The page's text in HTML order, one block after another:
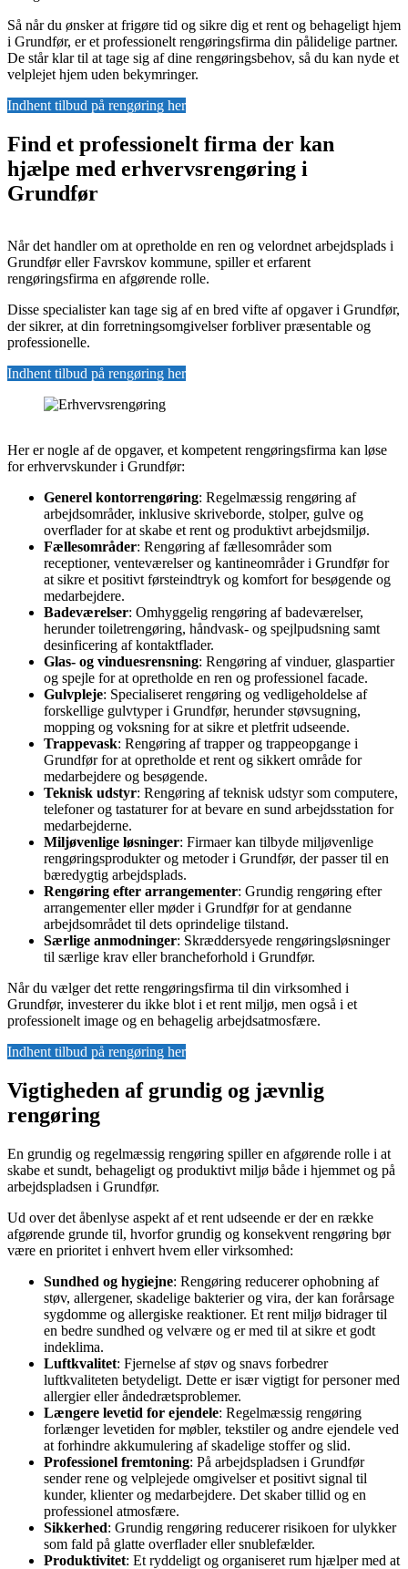
Så når du ønsker at frigøre tid og sikre dig et rent og behageligt hjem
i Grundfør, er et professionelt rengøringsfirma din pålidelige partner.
De står klar til at tage sig af dine rengøringsbehov, så du kan nyde et
velplejet hjem uden bekymringer.
Indhent tilbud på rengøring her
Find et professionelt firma der kan
hjælpe med erhvervsrengøring i
Grundfør
Når det handler om at opretholde en ren og velordnet arbejdsplads i
Grundfør eller Favrskov kommune, spiller et erfarent
rengøringsfirma en afgørende rolle.
Disse specialister kan tage sig af en bred vifte af opgaver i Grundfør,
der sikrer, at din forretningsomgivelser forbliver præsentable og
professionelle.
Indhent tilbud på rengøring her
Her er nogle af de opgaver, et kompetent rengøringsfirma kan løse
for erhvervskunder i Grundfør:
Generel kontorrengøring: Regelmæssig rengøring af
arbejdsområder, inklusive skriveborde, stolper, gulve og
overflader for at skabe et rent og produktivt arbejdsmiljø.
Fællesområder: Rengøring af fællesområder som
receptioner, venteværelser og kantineområder i Grundfør for
at sikre et positivt førsteindtryk og komfort for besøgende og
medarbejdere.
Badeværelser: Omhyggelig rengøring af badeværelser,
herunder toiletrengøring, håndvask- og spejlpudsning samt
desinficering af kontaktflader.
Glas- og vinduesrensning: Rengøring af vinduer, glaspartier
og spejle for at opretholde en ren og professionel facade.
Gulvpleje: Specialiseret rengøring og vedligeholdelse af
forskellige gulvtyper i Grundfør, herunder støvsugning,
mopping og voksning for at sikre et pletfrit udseende.
Trappevask: Rengøring af trapper og trappeopgange i
Grundfør for at opretholde et rent og sikkert område for
medarbejdere og besøgende.
Teknisk udstyr: Rengøring af teknisk udstyr som computere,
telefoner og tastaturer for at bevare en sund arbejdsstation for
medarbejderne.
Miljøvenlige løsninger: Firmaer kan tilbyde miljøvenlige
rengøringsprodukter og metoder i Grundfør, der passer til en
bæredygtig arbejdsplads.
Rengøring efter arrangementer: Grundig rengøring efter
arrangementer eller møder i Grundfør for at gendanne
arbejdsområdet til dets oprindelige tilstand.
Særlige anmodninger: Skræddersyede rengøringsløsninger
til særlige krav eller brancheforhold i Grundfør.
Når du vælger det rette rengøringsfirma til din virksomhed i
Grundfør, investerer du ikke blot i et rent miljø, men også i et
professionelt image og en behagelig arbejdsatmosfære.
Indhent tilbud på rengøring her
Vigtigheden af grundig og jævnlig
rengøring
En grundig og regelmæssig rengøring spiller en afgørende rolle i at
skabe et sundt, behageligt og produktivt miljø både i hjemmet og på
arbejdspladsen i Grundfør.
Ud over det åbenlyse aspekt af et rent udseende er der en række
afgørende grunde til, hvorfor grundig og konsekvent rengøring bør
være en prioritet i enhvert hvem eller virksomhed:
Sundhed og hygiejne: Rengøring reducerer ophobning af
støv, allergener, skadelige bakterier og vira, der kan forårsage
sygdomme og allergiske reaktioner. Et rent miljø bidrager til
en bedre sundhed og velvære og er med til at sikre et godt
indeklima.
Luftkvalitet: Fjernelse af støv og snavs forbedrer
luftkvaliteten betydeligt. Dette er især vigtigt for personer med
allergier eller åndedrætsproblemer.
Længere levetid for ejendele: Regelmæssig rengøring
forlænger levetiden for møbler, tekstiler og andre ejendele ved
at forhindre akkumulering af skadelige stoffer og slid.
Professionel fremtoning: På arbejdspladsen i Grundfør
sender rene og velplejede omgivelser et positivt signal til
kunder, klienter og medarbejdere. Det skaber tillid og en
professionel atmosfære.
Sikkerhed: Grundig rengøring reducerer risikoen for ulykker
som fald på glatte overflader eller snublefælder.
Produktivitet: Et ryddeligt og organiseret rum hjælper med at